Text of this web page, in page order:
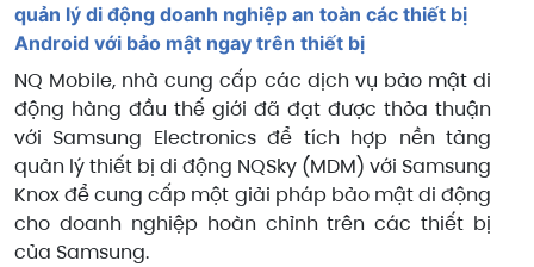
quản lý di động doanh nghiệp an toàn các thiết bị
Android với bảo mật ngay trên thiết bị
NQ Mobile, nhà cung cấp các dịch vụ bảo mật di
động hàng đầu thế giới đã đạt được thỏa thuận
với Samsung Electronics để tích hợp nền tảng
quản lý thiết bị di động NQSky (MDM) với Samsung
Knox để cung cấp một giải pháp bảo mật di động
cho doanh nghiệp hoàn chỉnh trên các thiết bị
của Samsung.